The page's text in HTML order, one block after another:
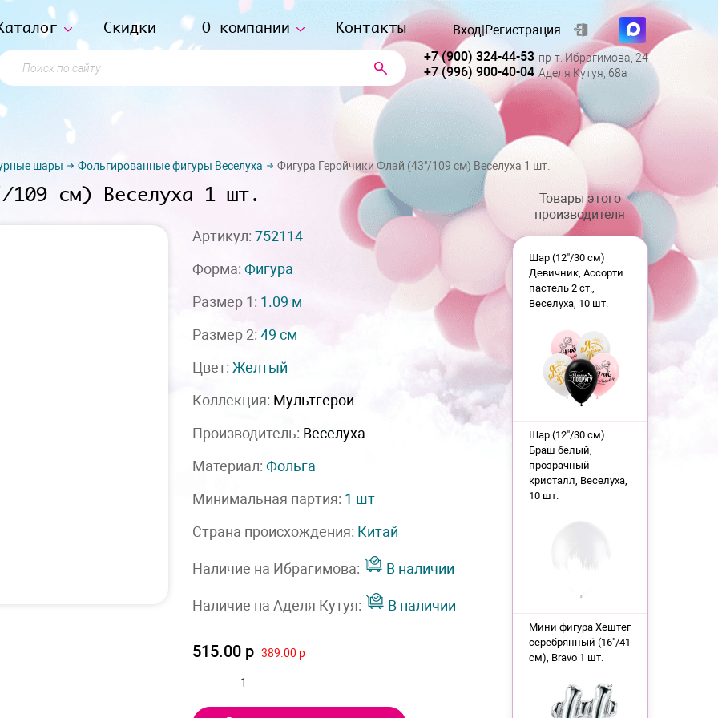
Скидки О компании Контакты
по сайту
Вход|Регистрация
+7 (900) 324-44-53 пр-т. Ибрагимова, 24
+7 (996) 900-40-04 Аделя Кутуя, 68а
шары Фольгированные фигуры Веселуха Фигура Геройчики Флай (43"/109 см) Веселуха 1 шт.
109 см) Веселуха 1 шт.
Артикул: 752114
Форма: Фигура
Размер 1: 1.09 м
Размер 2: 49 см
Цвет: Желтый
Коллекция: Мультгерои
Производитель: Веселуха
Материал: Фольга
Минимальная партия: 1 шт
Страна происхождения: Китай
Наличие на Ибрагимова: В наличии
Наличие на Аделя Кутуя: В наличии
515.00 р 389.00 р
Товары этого
производителя
Шар (12''/30 см)
Девичник, Ассорти
пастель 2 ст.,
Веселуха, 10 шт.
Шар (12''/30 см)
Браш белый,
прозрачный
кристалл, Веселуха,
10 шт.
Мини фигура Хештег
серебрянный (16"/41
см), Bravo 1 шт.